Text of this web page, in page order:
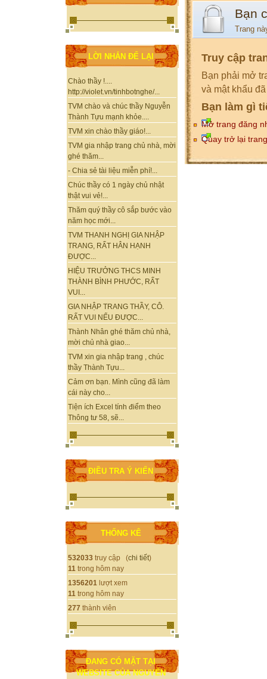
LỜI NHẮN ĐỂ LẠI
Chào thầy !....
http://violet.vn/tinhbotnghe/...
TVM chào và chúc thầy Nguyễn
Thành Tựu mạnh khỏe....
TVM xin chào thầy giáo!...
TVM gia nhập trang chủ nhà, mời
ghé thăm...
- Chia sẻ tài liệu miễn phí!...
Chúc thầy có 1 ngày chủ nhật
thật vui vẻ!...
Thăm quý thầy cô sắp bước vào
năm học mới...
TVM THANH NGHỊ GIA NHẬP
TRANG, RẤT HÂN HẠNH
ĐƯỢC...
HIỆU TRƯỞNG THCS MINH
THÀNH BÌNH PHƯỚC, RẤT
VUI...
GIA NHẬP TRANG THẦY, CÔ.
RẤT VUI NẾU ĐƯỢC...
Thành Nhân ghé thăm chủ nhà,
mời chủ nhà giao...
TVM xin gia nhập trang , chúc
thầy Thành Tựu...
Cảm ơn bạn. Mình cũng đã làm
cái này cho...
Tiện ích Excel tính điểm theo
Thông tư 58, sẽ...
ĐIỀU TRA Ý KIẾN
THỐNG KÊ
532033 truy cập (chi tiết)
11 trong hôm nay
1356201 lượt xem
11 trong hôm nay
277 thành viên
ĐANG CÓ MẶT TẠI
WEBSITE CỦA NGUYỄN
Bạn
Trang
Truy cập
Bạn phải mở
và mật khẩu
Bạn làm gì
Mở trang đăng
Quay trở lại